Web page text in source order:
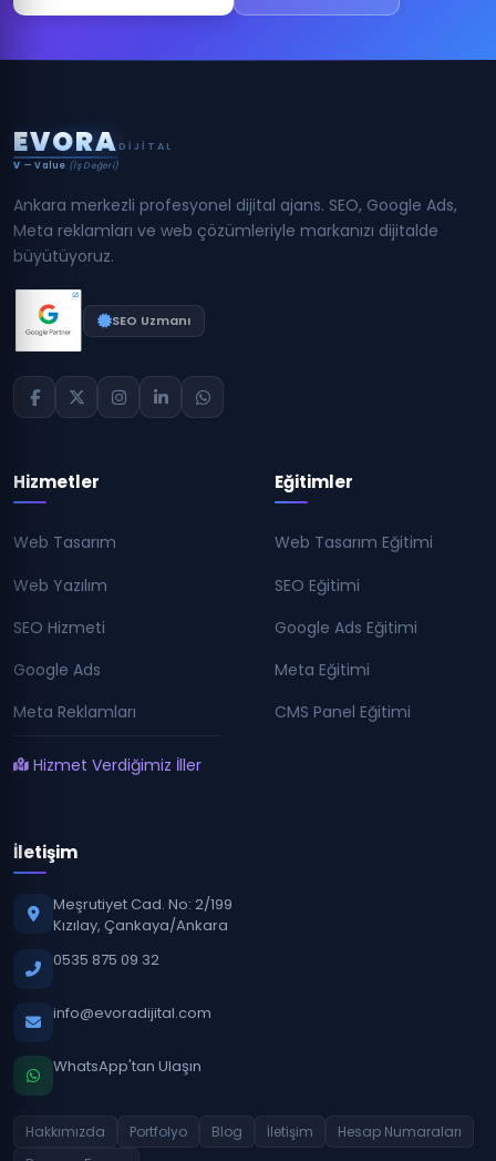
EVORA DIJITAL
V — Value (İş Değeri)
Ankara merkezli profesyonel dijital ajans. SEO, Google Ads,
Meta reklamları ve web çözümleriyle markanızı dijitalde
büyütüyoruz.
SEO Uzmanı
Hizmetler
Web Tasarım
Web Yazılım
SEO Hizmeti
Google Ads
Meta Reklamları
Hizmet Verdiğimiz İller
Eğitimler
Web Tasarım Eğitimi
SEO Eğitimi
Google Ads Eğitimi
Meta Eğitimi
CMS Panel Eğitimi
İletişim
Meşrutiyet Cad. No: 2/199
Kızılay, Çankaya/Ankara
0535 875 09 32
info@evoradijital.com
WhatsApp'tan Ulaşın
Hakkımızda Portfolyo Blog İletişim
Hesap Numaraları